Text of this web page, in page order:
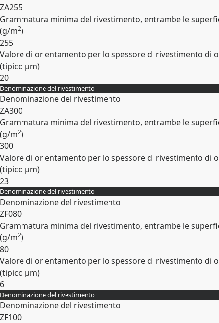
ZA255
Grammatura minima del rivestimento, entrambe le
(g/m2)
255
Valore di orientamento per lo spessore di rivestimento di
(tipico µm)
20
Espandi
Denominazione del rivestimento
Denominazione del rivestimento
ZA300
Grammatura minima del rivestimento, entrambe le
(g/m2)
300
Valore di orientamento per lo spessore di rivestimento di
(tipico µm)
23
Espandi
Denominazione del rivestimento
Denominazione del rivestimento
ZF080
Grammatura minima del rivestimento, entrambe le
(g/m2)
80
Valore di orientamento per lo spessore di rivestimento di
(tipico µm)
6
Espandi
Denominazione del rivestimento
Denominazione del rivestimento
ZF100